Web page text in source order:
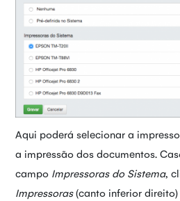
Aqui poderá selecionar a
a impressão dos documentos.
campo Impressoras do Sistema,
Impressoras(canto inferior direito)